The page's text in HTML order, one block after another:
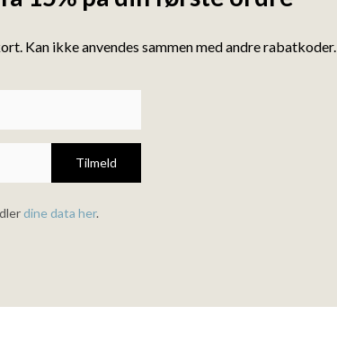
Kan ikke anvendes sammen med andre rabatkoder.
Tilmeld
dine data her.